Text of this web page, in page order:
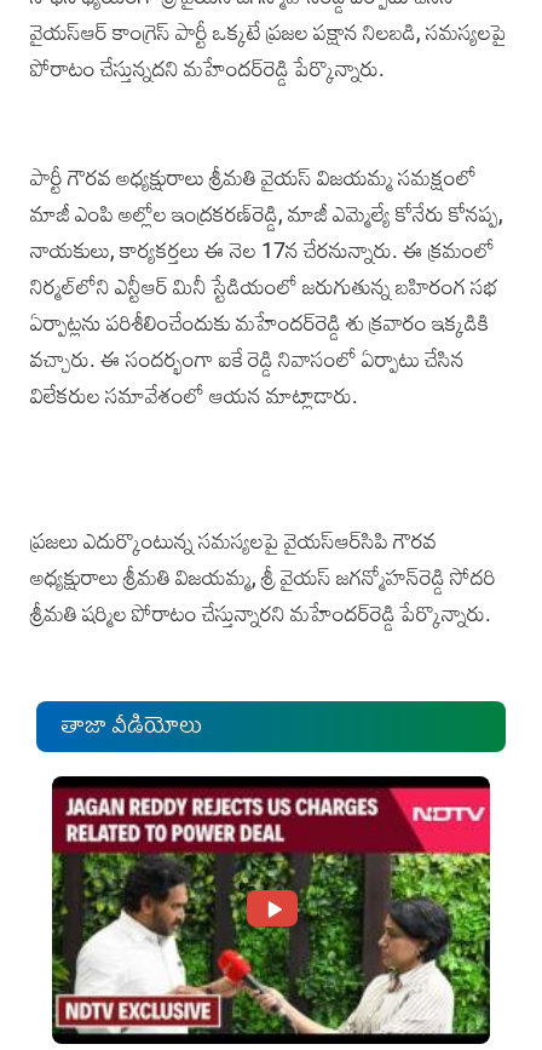
వైయస్‌ఆర్ కాంగ్రెస్‌ పార్టీ ఒక్కటే ప్రజల పక్షాన నిలబడి, సమస్యలపై
పోరాటం చేస్తున్నదని మహేందర్‌రెడ్డి పేర్కొన్నారు.
పార్టీ గౌరవ అధ్యక్షురాలు శ్రీమతి వైయస్‌ విజయమ్మ సమక్షంలో
మాజీ ఎంపి అల్లోల ఇంద్రకరణ్‌రెడ్డి, మాజీ ఎమ్మెల్యే కోనేరు కోనప్ప,
నాయకులు, కార్యకర్తలు ఈ నెల 17న చేరనున్నారు. ఈ క్రమంలో
నిర్మల్‌లోని ఎన్టీఆర్ మినీ‌ స్టేడియంలో జరుగుతున్న బహిరంగ సభ
ఏర్పాట్లను పరిశీలించేందుకు మహేందర్‌రెడ్డి శు క్రవారం ఇక్కడికి
వచ్చారు. ఈ సందర్భంగా ఐకే రెడ్డి నివాసంలో ఏర్పాటు చేసిన
విలేకరుల సమావేశంలో ఆయన మాట్లాడారు.
ప్రజలు ఎదుర్కొంటున్న సమస్యలపై వైయస్‌ఆర్‌సిపి గౌరవ
అధ్యక్షురాలు శ్రీమతి విజయమ్మ, శ్రీ వైయస్ జగన్మోహన్‌రెడ్డి సోదరి
శ్రీమతి షర్మిల పోరాటం చేస్తున్నారని మహేందర్‌రెడ్డి పేర్కొన్నారు.
తాజా వీడియోలు